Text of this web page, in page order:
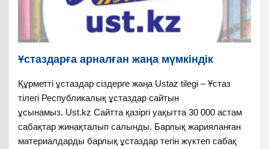
Ұстаздарға арналған жаңа мүмкіндік
Құрметті ұстаздар сіздерге жаңа Ustaz tilegi – Ұстаз
тілегі Республикалық ұстаздар сайтын
ұсынамыз. Ust.kz Сайтта қазіргі уақытта 30 000 астам
сабақтар жинақталып салынды. Барлық жарияланған
материалдарды барлық ұстаздар тегін жүктеп сабақ